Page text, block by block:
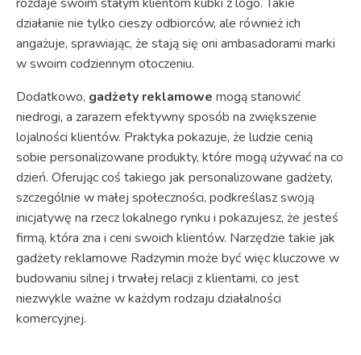
działanie nie tylko cieszy odbiorców, ale również ich
angażuje, sprawiając, że stają się oni ambasadorami marki
w swoim codziennym otoczeniu.
Dodatkowo, gadżety reklamowe mogą stanowić
niedrogi, a zarazem efektywny sposób na zwiększenie
lojalności klientów. Praktyka pokazuje, że ludzie cenią
sobie personalizowane produkty, które mogą używać na co
dzień. Oferując coś takiego jak personalizowane gadżety,
szczególnie w małej społeczności, podkreślasz swoją
inicjatywę na rzecz lokalnego rynku i pokazujesz, że jesteś
firmą, która zna i ceni swoich klientów. Narzędzie takie jak
gadżety reklamowe Radzymin może być więc kluczowe w
budowaniu silnej i trwałej relacji z klientami, co jest
niezwykle ważne w każdym rodzaju działalności
komercyjnej.